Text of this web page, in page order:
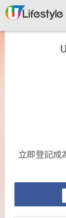
立即登記成